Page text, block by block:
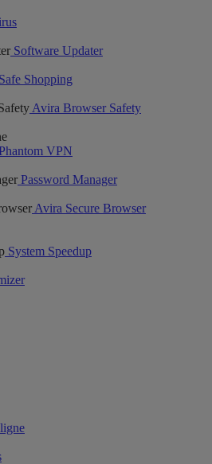
Software Updater
Safe Shopping
Avira Browser Safety
VPN
Password Manager
Avira Secure Browser
System Speedup